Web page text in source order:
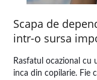
Scapa de
intr-o sursa
Rasfatul ocazional cu
inca din copilarie. Fie